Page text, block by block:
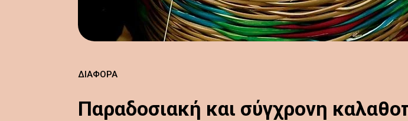
ΔΙΆΦΟΡΑ
Παραδοσιακή και σύγχρονη